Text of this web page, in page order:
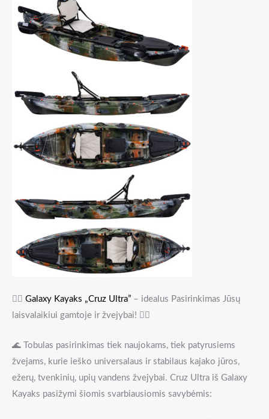
🚣‍♂️ Galaxy Kayaks „Cruz Ultra” – idealus Pasirinkimas Jūsų
laisvalaikiui gamtoje ir žvejybai! 🚣‍♂️
🌊 Tobulas pasirinkimas tiek naujokams, tiek patyrusiems
žvejams, kurie ieško universalaus ir stabilaus kajako jūros,
ežerų, tvenkinių, upių vandens žvejybai. Cruz Ultra iš Galaxy
Kayaks pasižymi šiomis svarbiausiomis savybėmis: